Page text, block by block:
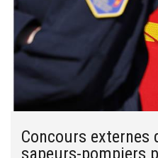
Concours externes
sapeurs-pompiers